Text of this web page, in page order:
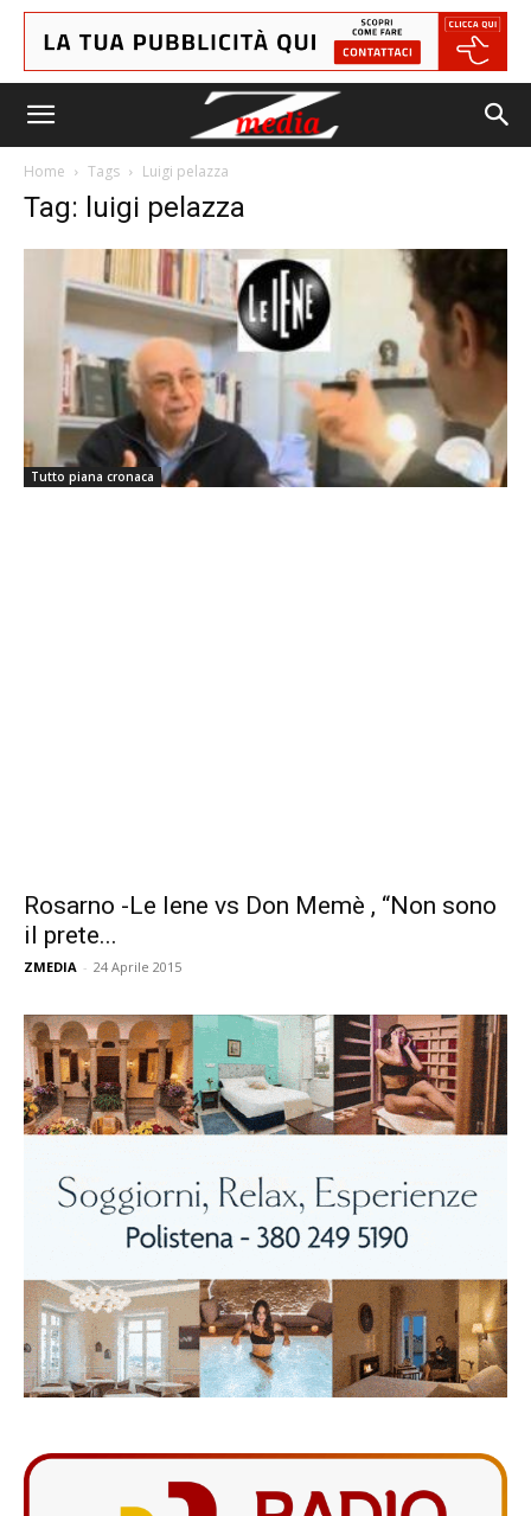
Home Tags Luigi pelazza
Tag: luigi pelazza
Tutto piana cronaca
Rosarno -Le Iene vs Don Memè , “Non sono
il prete...
ZMEDIA - 24 Aprile 2015